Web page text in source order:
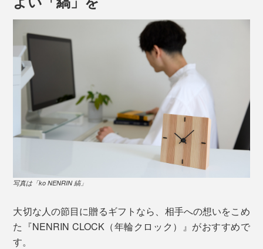
写真は「ko NENRIN 縞」
大切な人の節目に贈るギフトなら、相手への想いをこめ
た『NENRIN CLOCK（年輪クロック）』がおすすめで
す。